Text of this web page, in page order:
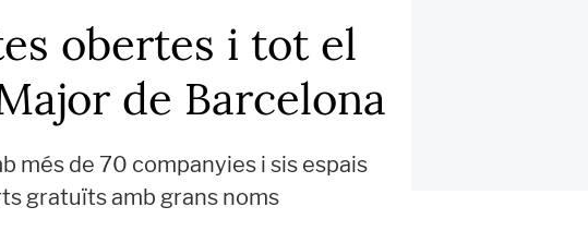
obertes i tot el
de Barcelona
més de 70 companyies i sis espais
gratuïts amb grans noms